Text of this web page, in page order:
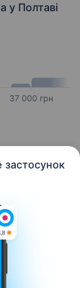
у Полтаві
37 000 грн